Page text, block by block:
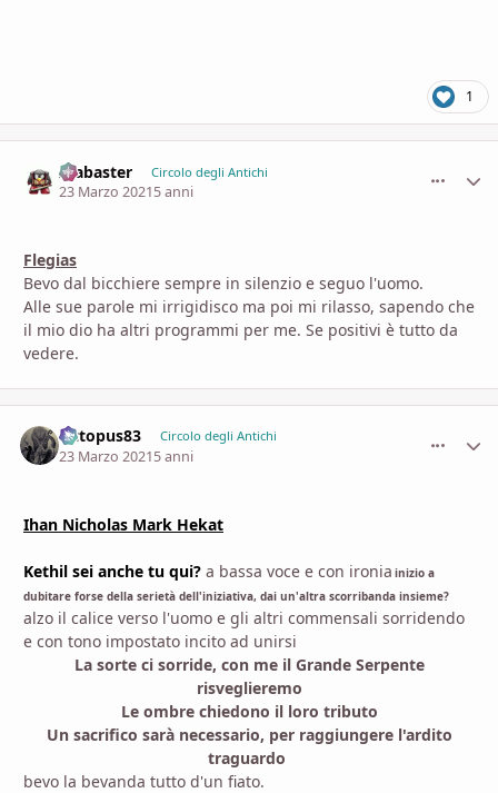
1
Alabaster Circolo degli Antichi
23 Marzo 20215 anni
Flegias
Bevo dal bicchiere sempre in silenzio e seguo l'uomo.
Alle sue parole mi irrigidisco ma poi mi rilasso, sapendo che
il mio dio ha altri programmi per me. Se positivi è tutto da
vedere.
Octopus83 Circolo degli Antichi
23 Marzo 20215 anni
Ihan Nicholas Mark Hekat
Kethil sei anche tu qui? a bassa voce e con ironia inizio a
dubitare forse della serietà dell'iniziativa, dai un'altra scorribanda insieme?
alzo il calice verso l'uomo e gli altri commensali sorridendo
e con tono impostato incito ad unirsi
La sorte ci sorride, con me il Grande Serpente
risveglieremo
Le ombre chiedono il loro tributo
Un sacrifico sarà necessario, per raggiungere l'ardito
traguardo
bevo la bevanda tutto d'un fiato.